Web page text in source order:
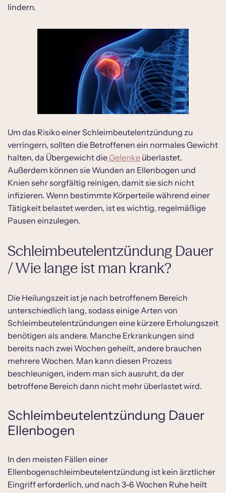
lindern.
Um das Risiko einer Schleimbeutelentzündung zu
verringern, sollten die Betroffenen ein normales Gewicht
halten, da Übergewicht die Gelenke überlastet.
Außerdem können sie Wunden an Ellenbogen und
Knien sehr sorgfältig reinigen, damit sie sich nicht
infizieren. Wenn bestimmte Körperteile während einer
Tätigkeit belastet werden, ist es wichtig, regelmäßige
Pausen einzulegen.
Schleimbeutelentzündung Dauer
/ Wie lange ist man krank?
Die Heilungszeit ist je nach betroffenem Bereich
unterschiedlich lang, sodass einige Arten von
Schleimbeutelentzündungen eine kürzere Erholungszeit
benötigen als andere. Manche Erkrankungen sind
bereits nach zwei Wochen geheilt, andere brauchen
mehrere Wochen. Man kann diesen Prozess
beschleunigen, indem man sich ausruht, da der
betroffene Bereich dann nicht mehr überlastet wird.
Schleimbeutelentzündung Dauer
Ellenbogen
In den meisten Fällen einer
Ellenbogenschleimbeutelentzündung ist kein ärztlicher
Eingriff erforderlich, und nach 3-6 Wochen Ruhe heilt